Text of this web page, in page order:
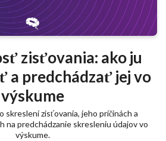
zisťovania: ako ju
a predchádzať jej vo
výskume
skreslení zisťovania, jeho príčinách a
na predchádzanie skresleniu údajov vo
výskume.